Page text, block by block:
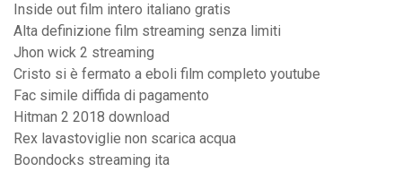
Inside out film intero italiano gratis
Alta definizione film streaming senza limiti
Jhon wick 2 streaming
Cristo si è fermato a eboli film completo youtube
Fac simile diffida di pagamento
Hitman 2 2018 download
Rex lavastoviglie non scarica acqua
Boondocks streaming ita